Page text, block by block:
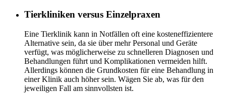
Tierkliniken versus Einzelpraxen
Eine Tierklinik kann in Notfällen oft eine kosteneffizientere
Alternative sein, da sie über mehr Personal und Geräte
verfügt, was möglicherweise zu schnelleren Diagnosen und
Behandlungen führt und Komplikationen vermeiden hilft.
Allerdings können die Grundkosten für eine Behandlung in
einer Klinik auch höher sein. Wägen Sie ab, was für den
jeweiligen Fall am sinnvollsten ist.